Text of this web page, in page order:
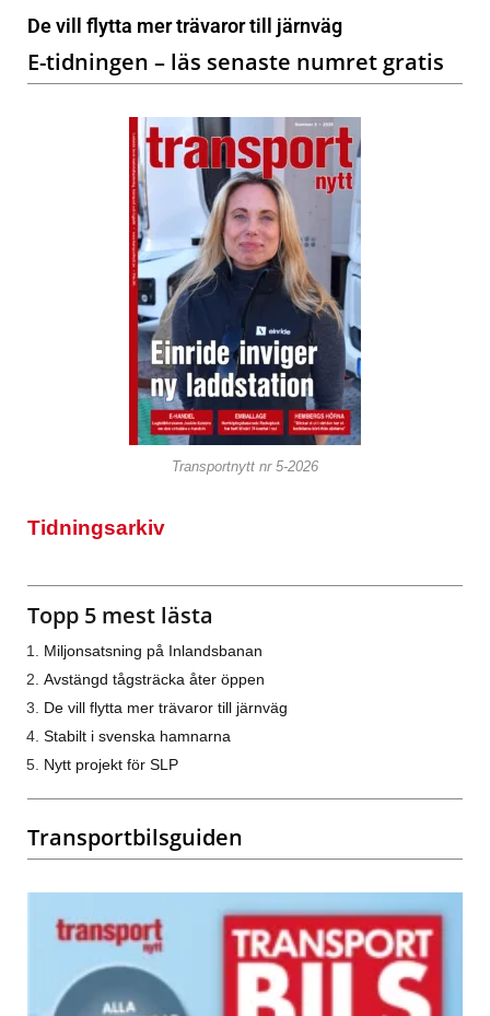
De vill flytta mer trävaror till järnväg
E-tidningen – läs senaste numret gratis
Transportnytt nr 5-2026
Tidningsarkiv
Topp 5 mest lästa
Miljonsatsning på Inlandsbanan
Avstängd tågsträcka åter öppen
De vill flytta mer trävaror till järnväg
Stabilt i svenska hamnarna
Nytt projekt för SLP
Transportbilsguiden